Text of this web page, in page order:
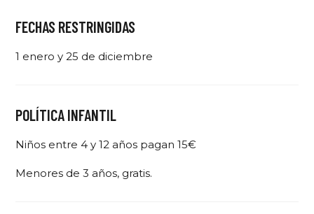
FECHAS RESTRINGIDAS
1 enero y 25 de diciembre
POLÍTICA INFANTIL
Niños entre 4 y 12 años pagan 15€
Menores de 3 años, gratis.